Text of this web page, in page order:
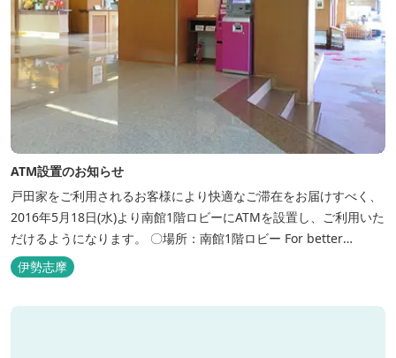
ATM設置のお知らせ
戸田家をご利用されるお客様により快適なご滞在をお届けすべく、
2016年5月18日(水)より南館1階ロビーにATMを設置し、ご利用いた
だけるようになります。 〇場所：南館1階ロビー For better
convenience, ATM Machine which includes cash dispenser will
be available at Todaya Hotel’s 1...
伊勢志摩